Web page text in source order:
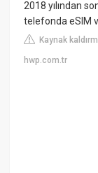
2018 yılından
telefonda eSIM
Kaynak
hwp.com.tr